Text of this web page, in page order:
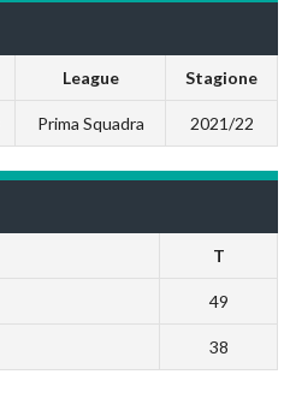
League Stagione
Prima Squadra 2021/22
T
49
38